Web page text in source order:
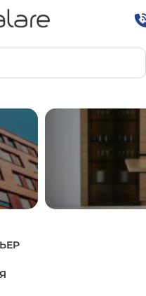
перил и поручней